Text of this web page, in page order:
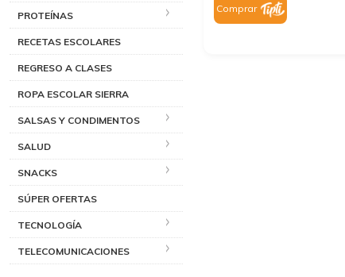
PROTEÍNAS
RECETAS ESCOLARES
REGRESO A CLASES
ROPA ESCOLAR SIERRA
SALSAS Y CONDIMENTOS
SALUD
SNACKS
SÚPER OFERTAS
TECNOLOGÍA
TELECOMUNICACIONES
Comprar